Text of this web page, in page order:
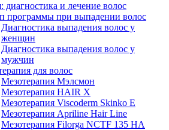
диагностика и лечение волос
программы при выпадении волос
Диагностика выпадения волос у
женщин
Диагностика выпадения волос у
мужчин
для волос
Мезотерапия Мэлсмон
Мезотерапия HAIR X
Мезотерапия Viscoderm Skinko E
Мезотерапия Apriline Hair Line
Мезотерапия Filorga NCTF 135 HA